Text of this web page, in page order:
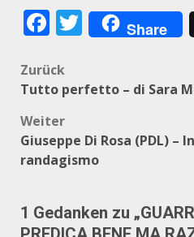
Facebook
Twitter
Share
Zurück
Tutto perfetto – di Sara
Weiter
Giuseppe Di Rosa (PDL) –
randagismo
1 Gedanken zu „